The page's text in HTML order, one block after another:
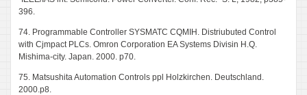
396.
74. Programmable Controller SYSMATC CQMIH. Distriubuted Control
with Cjmpact PLCs. Omron Corporation EA Systems Divisin H.Q.
Mishima-city. Japan. 2000. p70.
75. Matsushita Automation Controls ppl Holzkirchen. Deutschland.
2000.p8.